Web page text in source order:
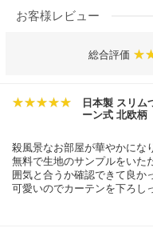
お客様レビュー
総合評価
日本製 スリム
ーン式 北欧柄
殺風景なお部屋が華やかにな
無料で生地のサンプルをいた
囲気と合うか確認できて良か
可愛いのでカーテンを下ろし